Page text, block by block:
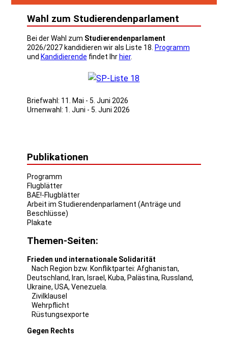
Wahl zum Studierendenparlament
Bei der Wahl zum Studierendenparlament
2026/2027 kandidieren wir als Liste 18. Programm
und Kandidierende findet Ihr hier.
Briefwahl: 11. Mai - 5. Juni 2026
Urnenwahl: 1. Juni - 5. Juni 2026
Publikationen
Programm
Flugblätter
BAE!-Flugblätter
Arbeit im Studierendenparlament (Anträge und
Beschlüsse)
Plakate
Themen-Seiten:
Frieden und internationale Solidarität
Nach Region bzw. Konfliktpartei: Afghanistan,
Deutschland, Iran, Israel , Kuba, Palästina, Russland,
Ukraine, USA, Venezuela
Zivilklausel
Wehrpflicht
Rüstungsexporte
Gegen Rechts